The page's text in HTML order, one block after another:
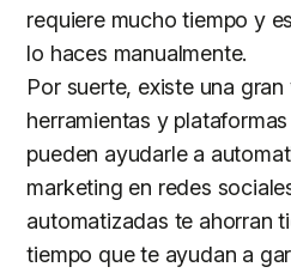
requiere mucho tiempo y
lo haces manualmente.
Por suerte, existe una
herramientas y
pueden ayudarle a
marketing en redes
automatizadas te ahorran
tiempo que te ayudan a